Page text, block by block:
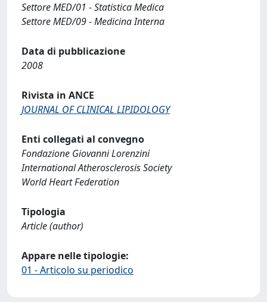
Settore MED/01 - Statistica Medica
Settore MED/09 - Medicina Interna
Data di pubblicazione
2008
Rivista in ANCE
JOURNAL OF CLINICAL LIPIDOLOGY
Enti collegati al convegno
Fondazione Giovanni Lorenzini
International Atherosclerosis Society
World Heart Federation
Tipologia
Article (author)
Appare nelle tipologie:
01 - Articolo su periodico